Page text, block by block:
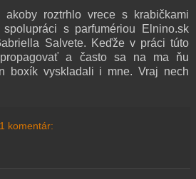
akoby roztrhlo vrece s krabičkami
s parfumériou Elnino.sk
Salvete. Keďže v práci túto
propagovať a často sa na ma ňu
boxík vyskladali i mne. Vraj nech
1 komentár: